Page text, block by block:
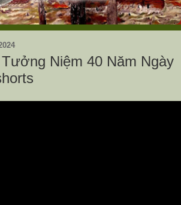
Niệm 40 Năm Ngày